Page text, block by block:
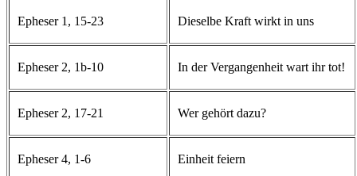
Epheser 1, 15-23 Dieselbe Kraft wirkt in uns
Epheser 2, 1b-10 In der Vergangenheit wart ihr tot!
Epheser 2, 17-21 Wer gehört dazu?
Epheser 4, 1-6 Einheit feiern